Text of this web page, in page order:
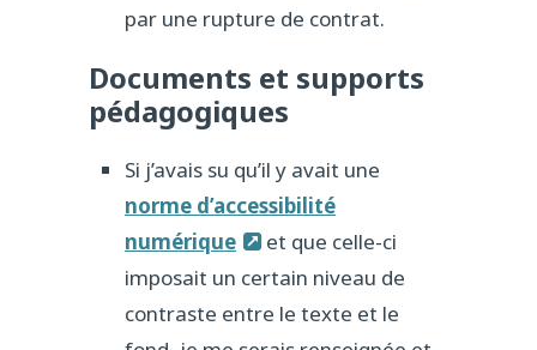
par une rupture de contrat.
Documents et supports
pédagogiques
Si j’avais su qu’il y avait une
norme d’accessibilité
numérique
et que celle-ci
imposait un certain niveau de
contraste entre le texte et le